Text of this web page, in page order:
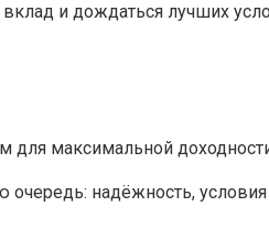
и дождаться лучших
надёжность,